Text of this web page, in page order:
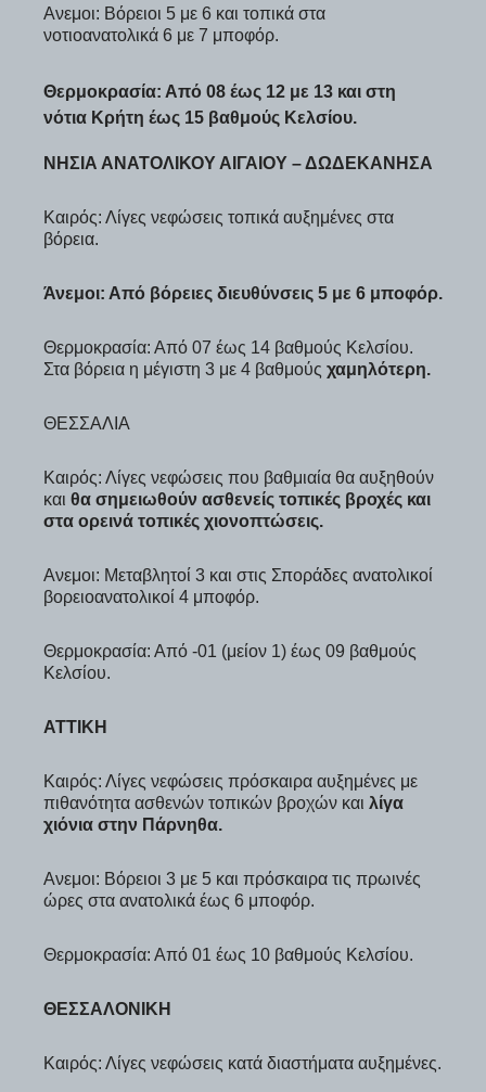
Ανεμοι: Βόρειοι 5 με 6 και τοπικά στα
νοτιοανατολικά 6 με 7 μποφόρ.
Θερμοκρασία: Από 08 έως 12 με 13 και στη
νότια Κρήτη έως 15 βαθμούς Κελσίου.
ΝΗΣΙΑ ΑΝΑΤΟΛΙΚΟΥ ΑΙΓΑΙΟΥ – ΔΩΔΕΚΑΝΗΣΑ
Καιρός: Λίγες νεφώσεις τοπικά αυξημένες στα
βόρεια.
Άνεμοι: Από βόρειες διευθύνσεις 5 με 6 μποφόρ.
Θερμοκρασία: Από 07 έως 14 βαθμούς Κελσίου.
Στα βόρεια η μέγιστη 3 με 4 βαθμούς χαμηλότερη.
ΘΕΣΣΑΛΙΑ
Καιρός: Λίγες νεφώσεις που βαθμιαία θα αυξηθούν
και θα σημειωθούν ασθενείς τοπικές βροχές και
στα ορεινά τοπικές χιονοπτώσεις.
Ανεμοι: Μεταβλητοί 3 και στις Σποράδες ανατολικοί
βορειοανατολικοί 4 μποφόρ.
Θερμοκρασία: Από -01 (μείον 1) έως 09 βαθμούς
Κελσίου.
ΑΤΤΙΚΗ
Καιρός: Λίγες νεφώσεις πρόσκαιρα αυξημένες με
πιθανότητα ασθενών τοπικών βροχών και λίγα
χιόνια στην Πάρνηθα.
Ανεμοι: Βόρειοι 3 με 5 και πρόσκαιρα τις πρωινές
ώρες στα ανατολικά έως 6 μποφόρ.
Θερμοκρασία: Από 01 έως 10 βαθμούς Κελσίου.
ΘΕΣΣΑΛΟΝΙΚΗ
Καιρός: Λίγες νεφώσεις κατά διαστήματα αυξημένες.